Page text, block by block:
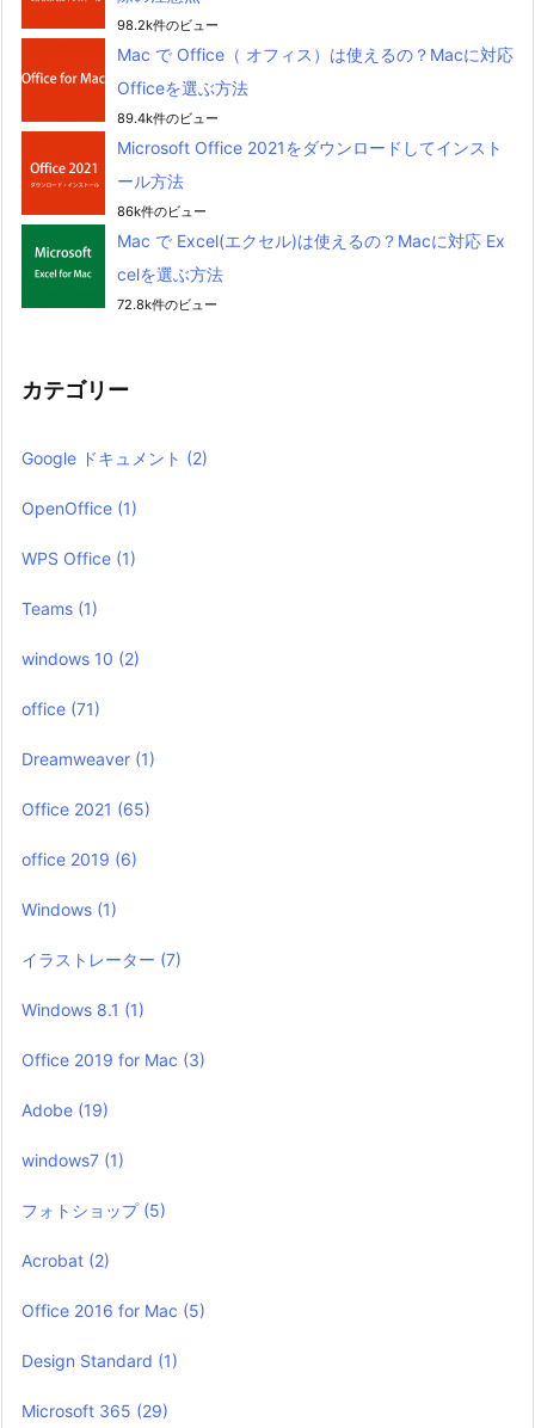
98.2k件のビュー
Mac で Office（ オフィス）は使えるの？Macに対応
Officeを選ぶ方法
89.4k件のビュー
Microsoft Office 2021をダウンロードしてインスト
ール方法
86k件のビュー
Mac で Excel(エクセル)は使えるの？Macに対応 Ex
celを選ぶ方法
72.8k件のビュー
カテゴリー
Google ドキュメント (2)
OpenOffice (1)
WPS Office (1)
Teams (1)
windows 10 (2)
office (71)
Dreamweaver (1)
Office 2021 (65)
office 2019 (6)
Windows (1)
イラストレーター (7)
Windows 8.1 (1)
Office 2019 for Mac (3)
Adobe (19)
windows7 (1)
フォトショップ (5)
Acrobat (2)
Office 2016 for Mac (5)
Design Standard (1)
Microsoft 365 (29)